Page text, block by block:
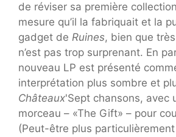
de réviser sa première
mesure qu’il la fabriquait et la
gadget de Ruines, bien que
n’est pas trop surprenant. En
nouveau LP est présenté
interprétation plus sombre et
Châteaux'Sept chansons, avec
morceau – «The Gift» – pour
(Peut-être plus